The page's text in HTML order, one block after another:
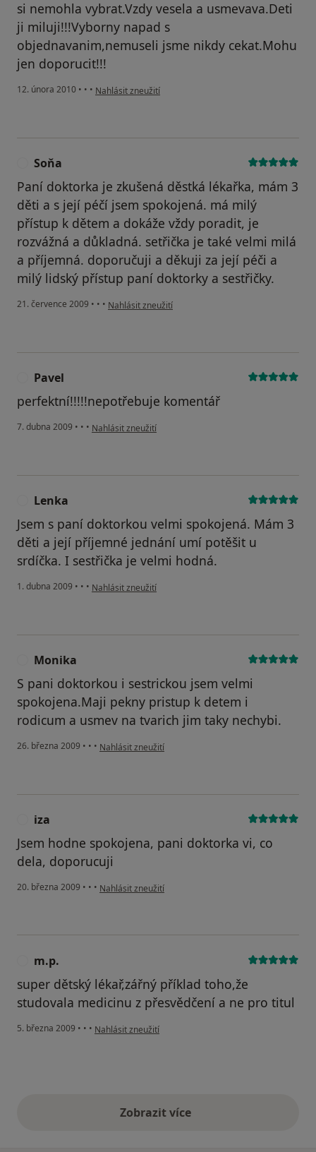
si nemohla vybrat.Vzdy vesela a usmevava.Deti
ji miluji!!!Vyborny napad s
objednavanim,nemuseli jsme nikdy cekat.Mohu
jen doporucit!!!
12. února 2010 • • • podle názoru uživatele Váš účet byl odstraněn
Nahlásit zneužití
Soňa
Paní doktorka je zkušená děstká lékařka, mám 3
děti a s její péčí jsem spokojená. má milý
přístup k dětem a dokáže vždy poradit, je
rozvážná a důkladná. setřička je také velmi milá
a příjemná. doporučuji a děkuji za její péči a
milý lidský přístup paní doktorky a sestřičky.
21. července 2009 • • • podle názoru uživatele Soňa
Nahlásit zneužití
Pavel
perfektní!!!!!nepotřebuje komentář
7. dubna 2009 • • • podle názoru uživatele Pavel
Nahlásit zneužití
Lenka
Jsem s paní doktorkou velmi spokojená. Mám 3
děti a její příjemné jednání umí potěšit u
srdíčka. I sestřička je velmi hodná.
1. dubna 2009 • • • podle názoru uživatele Lenka
Nahlásit zneužití
Monika
S pani doktorkou i sestrickou jsem velmi
spokojena.Maji pekny pristup k detem i
rodicum a usmev na tvarich jim taky nechybi.
26. března 2009 • • • podle názoru uživatele Monika
Nahlásit zneužití
iza
Jsem hodne spokojena, pani doktorka vi, co
dela, doporucuji
20. března 2009 • • • podle názoru uživatele iza
Nahlásit zneužití
m.p.
super dětský lékař,zářný příklad toho,že
studovala medicinu z přesvědčení a ne pro titul
5. března 2009 • • • podle názoru uživatele m.p.
Nahlásit zneužití
Zobrazit vícevýše uvedené názory